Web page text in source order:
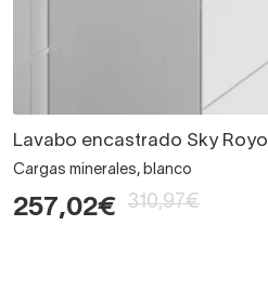
Lavabo encastrado Sky Royo
Cargas minerales, blanco
257,02€ 310,97€